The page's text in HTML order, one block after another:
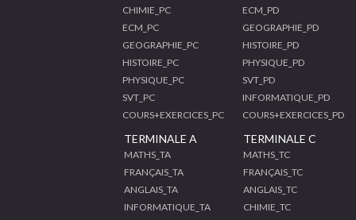
CHIMIE_PC
ECM_PC
GEOGRAPHIE_PC
HISTOIRE_PC
PHYSIQUE_PC
SVT_PC
COURS+EXERCICES_PC
ECM_PD
GEOGRAPHIE_PD
HISTOIRE_PD
PHYSIQUE_PD
SVT_PD
INFORMATIQUE_PD
COURS+EXERCICES_PD
TERMINALE A
MATHS_TA
FRANÇAIS_TA
ANGLAIS_TA
INFORMATIQUE_TA
TERMINALE C
MATHS_TC
FRANÇAIS_TC
ANGLAIS_TC
CHIMIE_TC